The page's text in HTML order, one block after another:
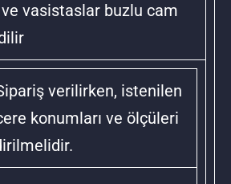
ve vasistaslar buzlu cam
verilirken, istenilen
konumları ve ölçüleri